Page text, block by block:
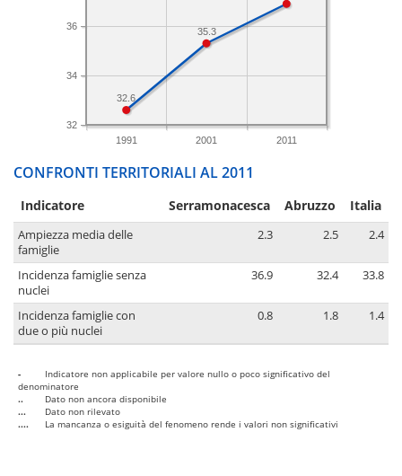
1991 2001 2011
32
34
36 35.3
32.6
CONFRONTI TERRITORIALI AL 2011
Indicatore Serramonacesca Abruzzo Italia
Ampiezza media delle
famiglie
2.3 2.5 2.4
Incidenza famiglie senza
nuclei
36.9 32.4 33.8
Incidenza famiglie con
due o più nuclei
0.8 1.8 1.4
-
Indicatore non applicabile per valore nullo o poco significativo del
denominatore
..
Dato non ancora disponibile
...
Dato non rilevato
....
La mancanza o esiguità del fenomeno rende i valori non significativi